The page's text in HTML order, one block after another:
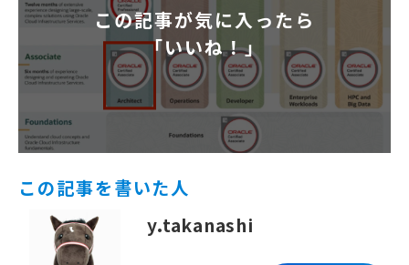
この記事が気に入ったら
「いいね！」
この記事を書いた人
y.takanashi